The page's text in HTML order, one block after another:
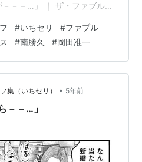
－－－…」 ｜ ザ・ファブル
を押さえながら倒れ込む
えた南勝久作「ザ・ファブ
して、堂々の大帰還でござ
兄さん、ヨウコ姉…
#いちセリ #ファブル
#南勝久 #岡田准一
集（いちセリ） • 5年前
－－…」